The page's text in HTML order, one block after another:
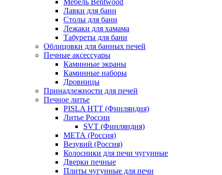
Мебель Bentwood
Лавки для бани
Столы для бани
Лежаки для хамама
Табуреты для бани
Облицовки для банных печей
Печные аксессуары
Каминные экраны
Каминные наборы
Дровницы
Принадлежности для печей
Печное литье
PISLA HTT (Финляндия)
Литье России
SVT (Финляндия)
МЕТА (Россия)
Везувий (Россия)
Колосники для печи чугунные
Дверки печные
Плиты чугунные для печи